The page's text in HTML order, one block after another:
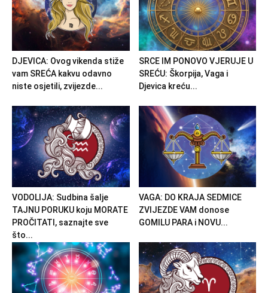
DJEVICA: Ovog vikenda stiže
vam SREĆA kakvu odavno
niste osjetili, zvijezde...
SRCE IM PONOVO VJERUJE U
SREĆU: Škorpija, Vaga i
Djevica kreću...
VODOLIJA: Sudbina šalje
TAJNU PORUKU koju MORATE
PROČITATI, saznajte sve
što...
VAGA: DO KRAJA SEDMICE
ZVIJEZDE VAM donose
GOMILU PARA i NOVU...